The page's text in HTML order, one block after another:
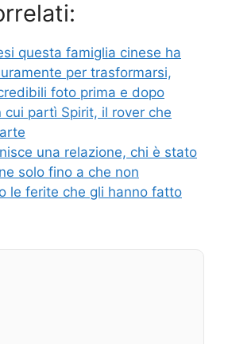
questa famiglia cinese ha
per trasformarsi,
foto prima e dopo
cui partì Spirit, il rover che
una relazione, chi è stato
solo fino a che non
le ferite che gli hanno fatto